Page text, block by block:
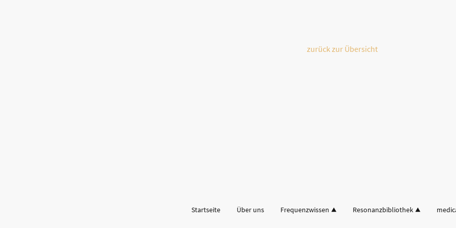
zurück zur Übersicht
Startseite Über uns Frequenzwissen Resonanzbibliothek